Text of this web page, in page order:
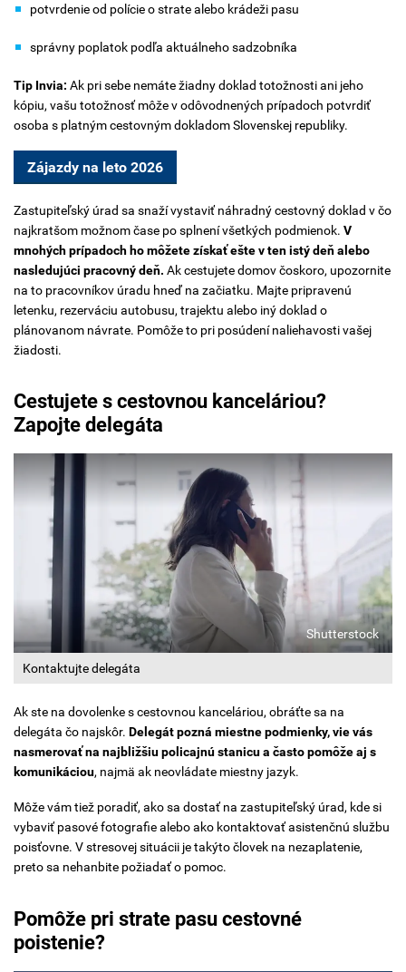
potvrdenie od polície o strate alebo krádeži pasu
správny poplatok podľa aktuálneho sadzobníka
Tip Invia: Ak pri sebe nemáte žiadny doklad totožnosti ani jeho
kópiu, vašu totožnosť môže v odôvodnených prípadoch potvrdiť
osoba s platným cestovným dokladom Slovenskej republiky.
Zájazdy na leto 2026
Zastupiteľský úrad sa snaží vystaviť náhradný cestovný doklad v čo
najkratšom možnom čase po splnení všetkých podmienok. V
mnohých prípadoch ho môžete získať ešte v ten istý deň alebo
nasledujúci pracovný deň. Ak cestujete domov čoskoro, upozornite
na to pracovníkov úradu hneď na začiatku. Majte pripravenú
letenku, rezerváciu autobusu, trajektu alebo iný doklad o
plánovanom návrate. Pomôže to pri posúdení naliehavosti vašej
žiadosti.
Cestujete s cestovnou kanceláriou?
Zapojte delegáta
Kontaktujte delegáta
Shutterstock
Ak ste na dovolenke s cestovnou kanceláriou, obráťte sa na
delegáta čo najskôr. Delegát pozná miestne podmienky, vie vás
nasmerovať na najbližšiu policajnú stanicu a často pomôže aj s
komunikáciou, najmä ak neovládate miestny jazyk.
Môže vám tiež poradiť, ako sa dostať na zastupiteľský úrad, kde si
vybaviť pasové fotografie alebo ako kontaktovať asistenčnú službu
poisťovne. V stresovej situácii je takýto človek na nezaplatenie,
preto sa nehanbite požiadať o pomoc.
Pomôže pri strate pasu cestovné
poistenie?